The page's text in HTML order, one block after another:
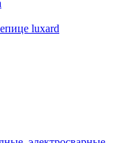
luxard